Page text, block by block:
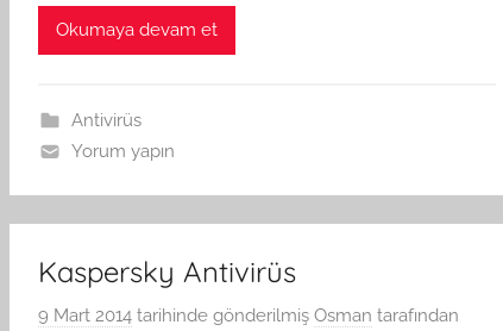
Okumaya devam et
Antivirüs
Yorum yapın
Kaspersky Antivirüs
9 Mart 2014 tarihinde gönderilmiş Osman tarafından